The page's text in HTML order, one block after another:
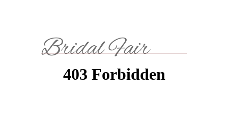
Bridal Fair